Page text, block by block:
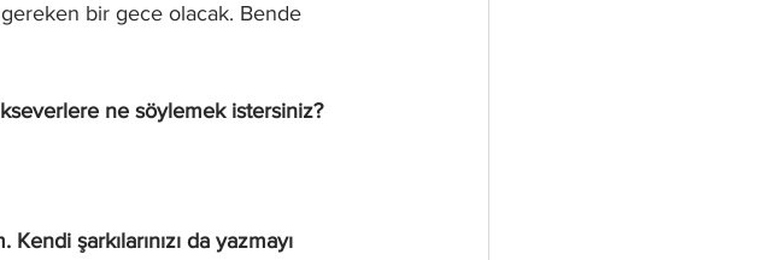
bir gece olacak. Bende
ne söylemek istersiniz?
şarkılarınızı da yazmayı